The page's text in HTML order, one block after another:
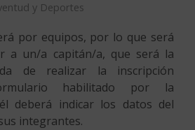
y Deportes
por equipos, por lo que será
a un/a capitán/a, que será la
de realizar la inscripción
habilitado por la
deberá indicar los datos del
integrantes.